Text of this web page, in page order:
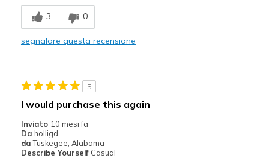
Difetti
Poor Cushioning
Feels true to size
View On Shoes
I'm Into Shoes
3 0
segnalare questa recensione
5
I would purchase this again
Inviato 10 mesi fa
Da holligd
da Tuskegee, Alabama
Describe Yourself Casual